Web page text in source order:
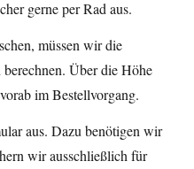
gerne per Rad aus.
müssen wir die
Über die Höhe
im Bestellvorgang.
aus. Dazu benötigen wir
wir ausschließlich für